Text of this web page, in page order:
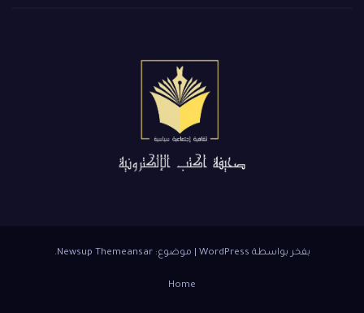
بفخر بواسطة WordPress موضوع: NewsupThemeansar
.
Home